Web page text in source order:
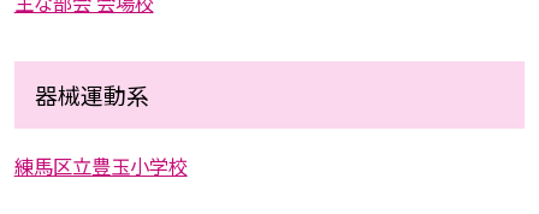
器械運動系
練馬区立豊玉小学校